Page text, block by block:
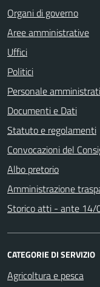
Organi di governo
Aree amministrative
Uffici
Politici
Personale
Documenti e Dati
Statuto e regolamenti
Convocazioni del
Albo pretorio
Amministrazione
Storico atti - ante
CATEGORIE DI SERVIZIO
Agricoltura e pesca